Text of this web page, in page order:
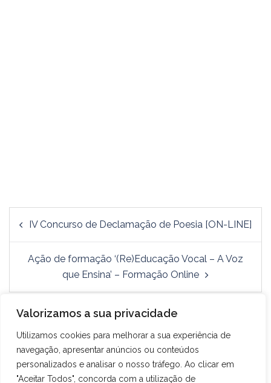
Valorizamos a sua privacidade
Utilizamos cookies para melhorar a sua experiência de
navegação, apresentar anúncios ou conteúdos
personalizados e analisar o nosso tráfego. Ao clicar em
"Aceitar Todos", concorda com a utilização de
IV Concurso de Declamação de Poesia [ON-LINE]
Ação de formação ‘(Re)Educação Vocal – A Voz
que Ensina’ – Formação Online